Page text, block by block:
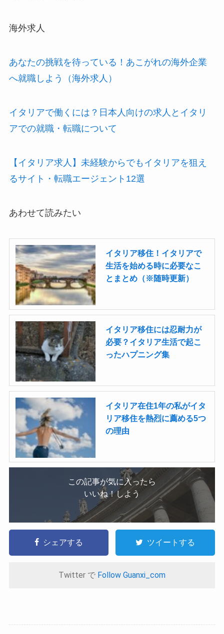
海外求人
あなたの挑戦を待っている！あこがれの海外企業
へ就職しよう（海外求人）
イタリアで働くには？日本人向けの求人とイタリ
アでの就職・転職について
【イタリア求人】未経験からでもイタリアを狙え
るサイト・転職エージェント12選
あわせて読みたい
イタリア移住！イタリアで
生活を始める時に必要なこ
とまとめ（※随時更新）
イタリア移住には忍耐力が
必要？イタリア生活で起こ
ったハプニング集
イタリア在住1年の私がイタ
リア移住を熱烈に薦める5つ
の理由
この記事が気に入ったら
いいね！しよう
シェアする ツイートする
Twitter で Follow Guanxi_com